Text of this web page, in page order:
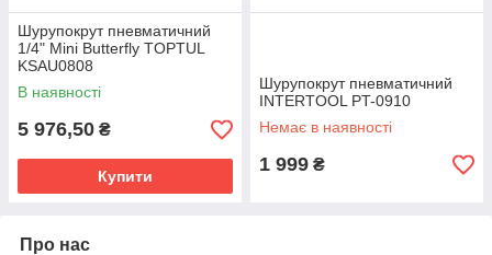
Шурупокрут пневматичний
1/4" Mini Butterfly TOPTUL
KSAU0808
В наявності
5 976,50 ₴
Купити
Шурупокрут пневматичний
INTERTOOL PT-0910
Немає в наявності
1 999 ₴
Про нас